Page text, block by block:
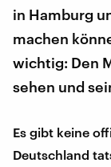
in Hamburg
machen
wichtig: Den
sehen und
Es gibt keine
Deutschland